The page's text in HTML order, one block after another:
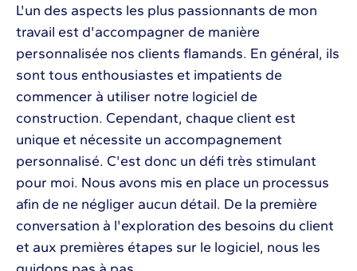
L'un des aspects les plus passionnants de mon
travail est d'accompagner de manière
personnalisée nos clients flamands. En général, ils
sont tous enthousiastes et impatients de
commencer à utiliser notre logiciel de
construction. Cependant, chaque client est
unique et nécessite un accompagnement
personnalisé. C'est donc un défi très stimulant
pour moi. Nous avons mis en place un processus
afin de ne négliger aucun détail. De la première
conversation à l'exploration des besoins du client
et aux premières étapes sur le logiciel, nous les